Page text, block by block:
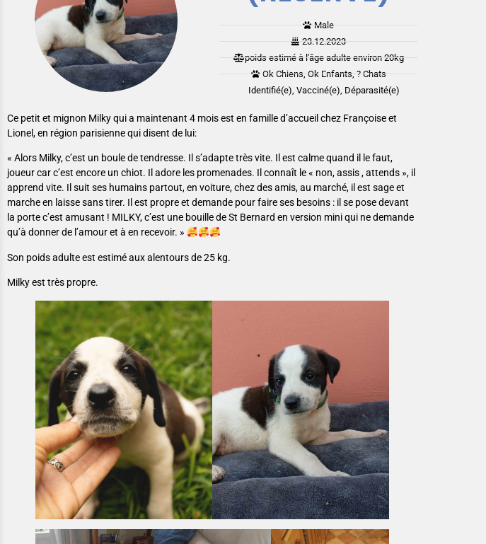
Male
23.12.2023
poids estimé à l'âge adulte environ 20kg
Ok Chiens, Ok Enfants, ? Chats
Identifié(e), Vacciné(e), Déparasité(e)
Ce petit et mignon Milky qui a maintenant 4 mois est en famille d’accueil chez Françoise et
Lionel, en région parisienne qui disent de lui:
« Alors Milky, c’est un boule de tendresse. Il s’adapte très vite. Il est calme quand il le faut,
joueur car c’est encore un chiot. Il adore les promenades. Il connaît le « non, assis , attends », il
apprend vite. Il suit ses humains partout, en voiture, chez des amis, au marché, il est sage et
marche en laisse sans tirer. Il est propre et demande pour faire ses besoins : il se pose devant
la porte c’est amusant ! MILKY, c’est une bouille de St Bernard en version mini qui ne demande
qu’à donner de l’amour et à en recevoir. »
Son poids adulte est estimé aux alentours de 25 kg.
Milky est très propre.